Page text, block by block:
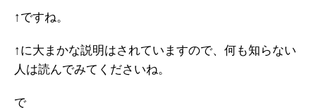
↑ですね。
↑に大まかな説明はされていますので、何も知らない
人は読んでみてくださいね。
で